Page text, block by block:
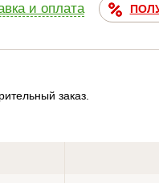
и оплата
заказ.